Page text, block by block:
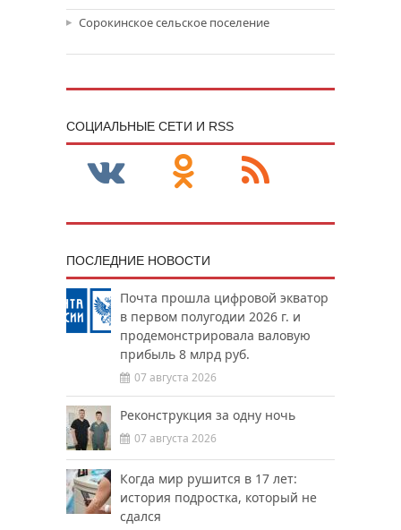
Сорокинское сельское поселение
CОЦИАЛЬНЫЕ СЕТИ И RSS
ПОСЛЕДНИЕ НОВОСТИ
Почта прошла цифровой экватор
в первом полугодии 2026 г. и
продемонстрировала валовую
прибыль 8 млрд руб.
07 августа 2026
Реконструкция за одну ночь
07 августа 2026
Когда мир рушится в 17 лет:
история подростка, который не
сдался